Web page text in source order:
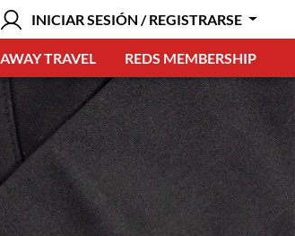
INICIAR SESIÓN / REGISTRARSE
AWAY TRAVEL REDS MEMBERSHIP